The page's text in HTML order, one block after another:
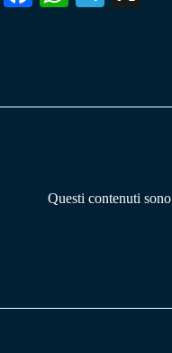
pp m
Questi contenuti